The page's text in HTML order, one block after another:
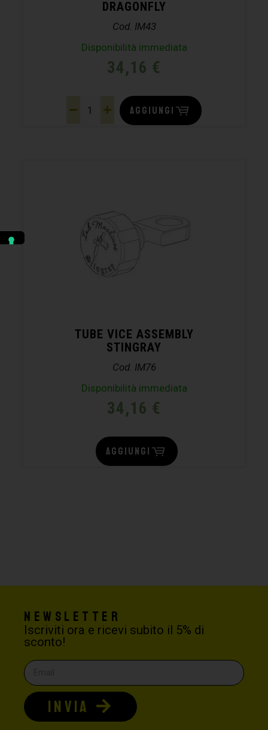
DRAGONFLY
Cod. IM43
Disponibilità immediata
34,16 €
AGGIUNGI
TUBE VICE ASSEMBLY
STINGRAY
Cod. IM76
Disponibilità immediata
34,16 €
AGGIUNGI
Newsletter
Iscriviti ora e ricevi subito il 5% di
sconto!
INVIA